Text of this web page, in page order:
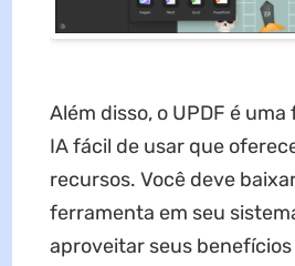
Além disso, o UPDF é
IA fácil de usar que
recursos. Você deve
ferramenta em seu
aproveitar seus